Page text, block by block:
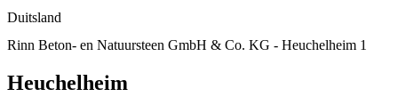
Duitsland
Rinn Beton- en Natuursteen GmbH & Co. KG - Heuchelheim 1
Heuchelheim